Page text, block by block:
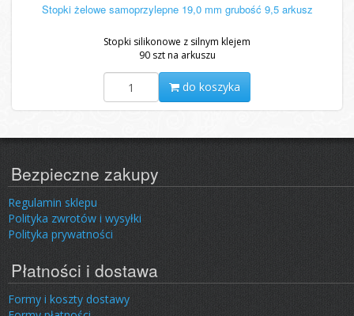
Stopki żelowe samoprzylepne 19,0 mm grubość 9,5 arkusz
Stopki silikonowe z silnym klejem
90 szt na arkuszu
do koszyka
Bezpieczne zakupy
Regulamin sklepu
Polityka zwrotów i wysyłki
Polityka prywatności
Płatności i dostawa
Formy i koszty dostawy